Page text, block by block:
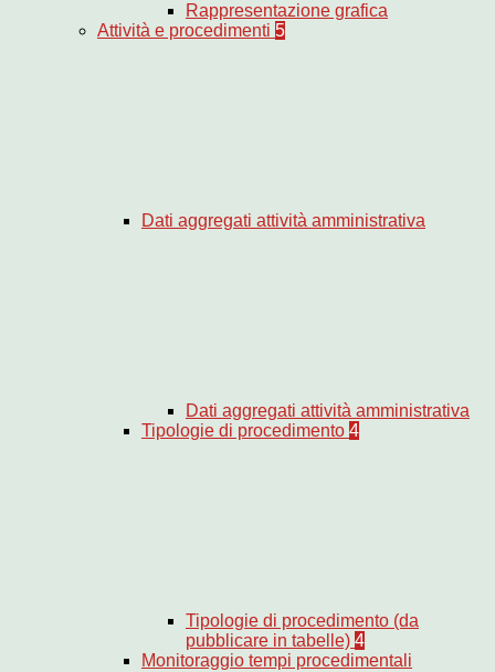
Rappresentazione grafica
Attività e procedimenti 5
Dati aggregati attività amministrativa
Dati aggregati attività amministrativa
Tipologie di procedimento 4
Tipologie di procedimento (da
pubblicare in tabelle) 4
Monitoraggio tempi procedimentali